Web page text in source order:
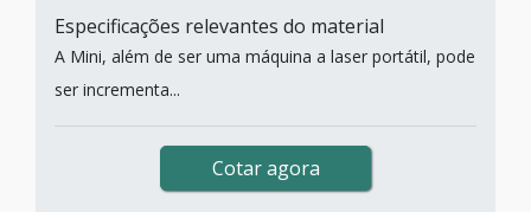
Especificações relevantes do material
A Mini, além de ser uma máquina a laser portátil, pode
ser incrementa...
Cotar agora